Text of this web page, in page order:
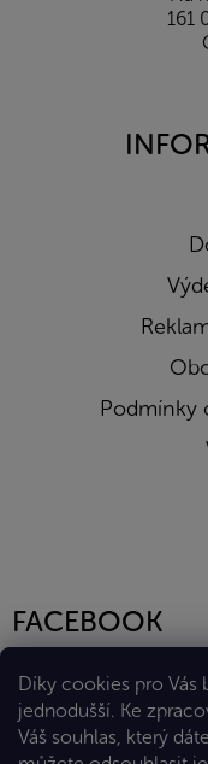
Díky cookies pro Vás
jednodušší. Ke
Váš souhlas, který
161
Podmínky
FACEBOOK